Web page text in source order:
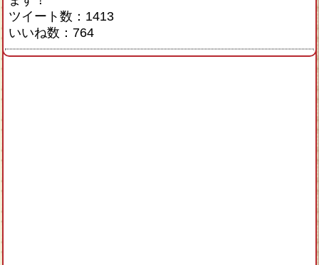
ツイート数：1413
いいね数：764